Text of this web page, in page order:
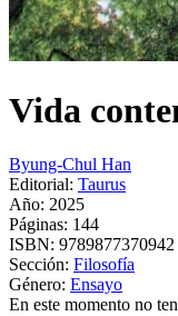
Vida
Byung-Chul Han
Editorial: Taurus
Año: 2025
Páginas: 144
ISBN: 9789877370942
Sección: Filosofía
Género: Ensayo
En este momento no